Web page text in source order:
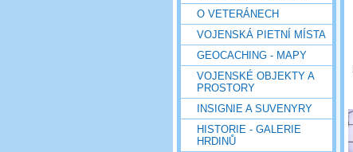
O VETERÁNECH
VOJENSKÁ PIETNÍ MÍSTA
GEOCACHING - MAPY
VOJENSKÉ OBJEKTY A
PROSTORY
INSIGNIE A SUVENYRY
HISTORIE - GALERIE
HRDINŮ